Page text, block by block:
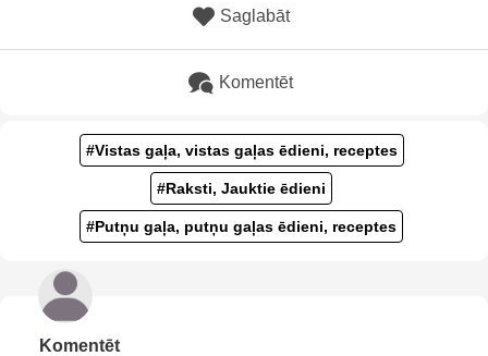
Saglabāt
Komentēt
#Vistas gaļa, vistas gaļas ēdieni, receptes
#Raksti, Jauktie ēdieni
#Putņu gaļa, putņu gaļas ēdieni, receptes
Komentēt